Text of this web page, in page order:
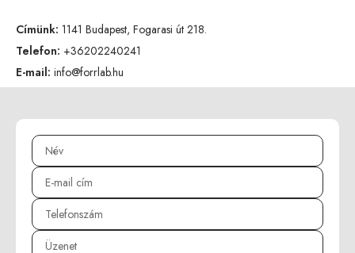
Címünk: 1141 Budapest, Fogarasi út 218.
Telefon: +36202240241
E-mail: info@forrlab.hu